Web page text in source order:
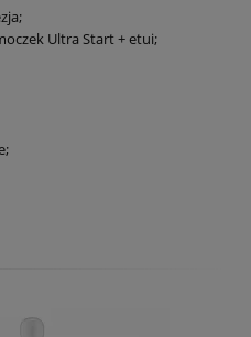
Ultra Start + etui;